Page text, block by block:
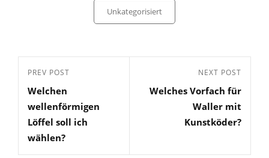
Categories
Unkategorisiert
Beitragsnavigation
Previous
Post
PREV POST
Welchen
wellenförmigen
Löffel soll ich
wählen?
Post
NEXT POST
Welches Vorfach für
Waller mit
Kunstköder?